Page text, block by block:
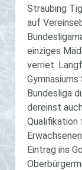
Straubing
auf
einziges
verriet.
Bundesliga
dereinst
Qualifikation
Eintrag ins